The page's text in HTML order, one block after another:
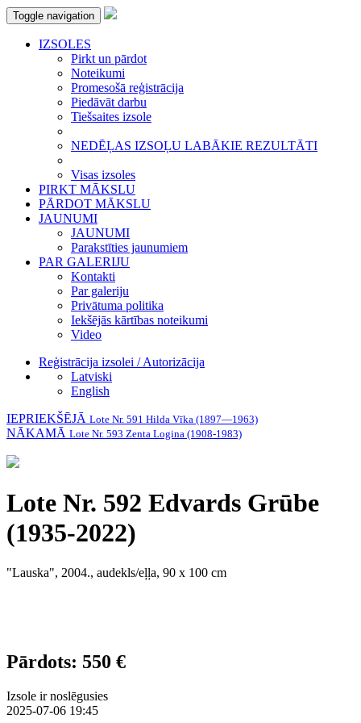
Toggle navigation
IZSOLES
Pirkt un pārdot
Noteikumi
Promesošā reģistrācija
Piedāvāt darbu
Tiešsaites izsole
NEDĒĻAS IZSOĻU LABĀKIE REZULTĀTI
Visas izsoles
PIRKT MĀKSLU
PĀRDOT MĀKSLU
JAUNUMI
JAUNUMI
Parakstīties jaunumiem
PAR GALERIJU
Kontakti
Par galeriju
Privātuma politika
Iekšējās kārtības noteikumi
Video
Reģistrācija izsolei / Autorizācija
Latviski
English
IEPRIEKŠĒJĀ Lote Nr. 591 Hilda Vīka (1897—1963)
NĀKAMĀ Lote Nr. 593 Zenta Logina (1908-1983)
Lote Nr. 592 Edvards Grūbe
(1935-2022)
"Lauska", 2004., audekls/eļļa, 90 x 100 cm
Pārdots: 550 €
Izsole ir noslēgusies
2025-07-06 19:45